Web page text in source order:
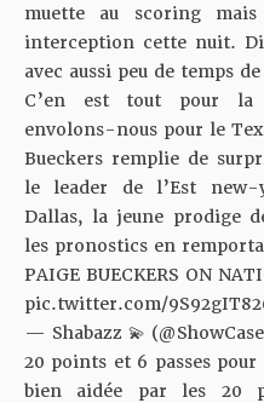
muette au scoring
interception cette nuit.
avec aussi peu de temps
C’en est tout pour la
envolons-nous pour le
Bueckers remplie de
le leader de l’Est new-
Dallas, la jeune prodige
les pronostics en
PAIGE BUECKERS ON
pic.twitter.com/
— Shabazz 💫
20 points et 6 passes
bien aidée par les 20